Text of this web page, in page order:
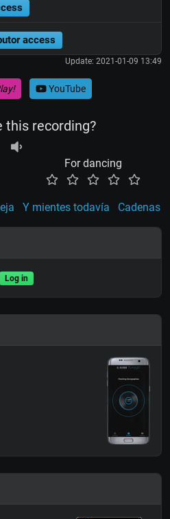
access
Update: 2021-01-09 13:49
YouTube
this recording?
For dancing
Y mientes todavía Cadenas
Log in